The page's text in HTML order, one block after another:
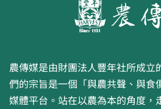
農傳媒是由財團法人豐年社所成
們的宗旨是一個「與農共聲、與
媒體平台。站在以農為本的角度